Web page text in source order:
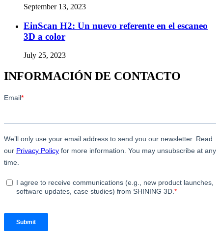
September 13, 2023
EinScan H2: Un nuevo referente en el escaneo
3D a color
July 25, 2023
INFORMACIÓN DE CONTACTO